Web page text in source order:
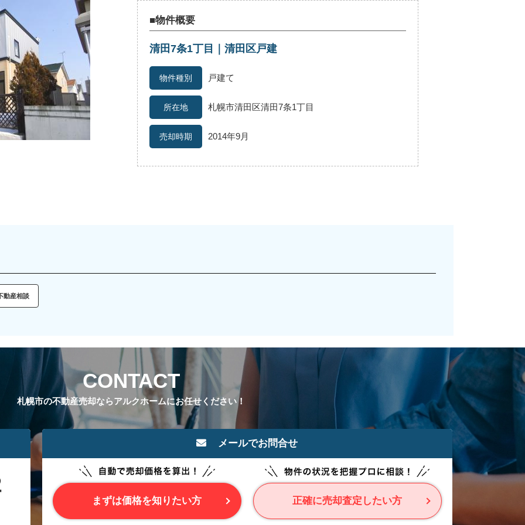
離婚
■物件概要
清田7条1丁目｜清田区戸建
戸建て
札幌市清田区清田7条1丁目
2014年9月
動産相談
CONTACT
札幌市の不動産売却ならアルクホームにお任せください！
メールでお問合せ
まずは価格を知りたい方 正確に売却査定したい方